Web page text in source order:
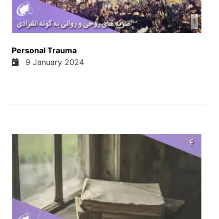
این خانه ها داره که این خانه ها آشپس خانه نداره و
همچنان این خانه ها تشناب یا توالت نداره. و در این مورد
فرهاد در یا مورد انتقاد شدید در فضای مجازی قرار
گرفته و تعداد این انتقاد ها هم بجاز. خانه بر همه انسان
ها بسیار مهم است خانه بسیار مهم است بر همه انسان
ها. بی خانگی بزرگ است. و خانه تعداب زندگی خانوادگی
ما زندگی خودا به اساس کدام تعداب بنامی کنیم. اساس
آیه های 24 تا 28 ما می خوایم دوستهای عزیز بخوانم.
متا فصل هفت آیه های 24 تا 28 ما می خوایم دوستهای
عزیز بخوانم. متا فصل هفت آیه های 24 تا 28 خب نشته
شده پس کسانی که سخنان مرا می شنود و به آنها عمل
می کند مانند شخص دانای است که خانه خود را بر سنگ
1
Personal Trauma
9 January 2024